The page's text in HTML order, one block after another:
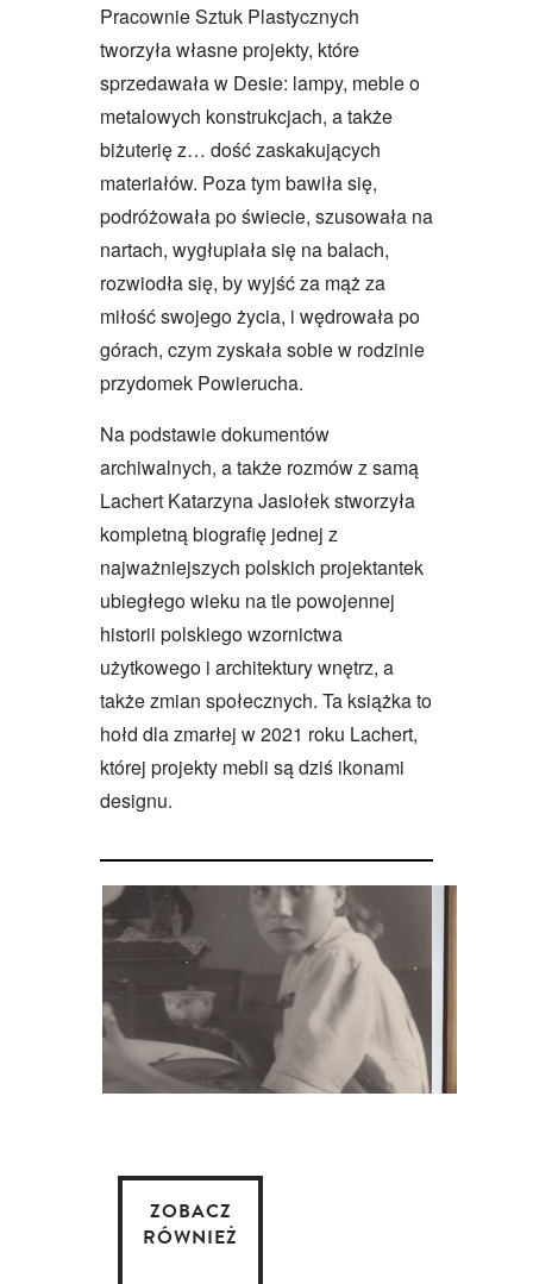
Pracownie Sztuk Plastycznych
tworzyła własne projekty, które
sprzedawała w Desie: lampy, meble o
metalowych konstrukcjach, a także
biżuterię z… dość zaskakujących
materiałów. Poza tym bawiła się,
podróżowała po świecie, szusowała na
nartach, wygłupiała się na balach,
rozwiodła się, by wyjść za mąż za
miłość swojego życia, i wędrowała po
górach, czym zyskała sobie w rodzinie
przydomek Powierucha.
Na podstawie dokumentów
archiwalnych, a także rozmów z samą
Lachert Katarzyna Jasiołek stworzyła
kompletną biografię jednej z
najważniejszych polskich projektantek
ubiegłego wieku na tle powojennej
historii polskiego wzornictwa
użytkowego i architektury wnętrz, a
także zmian społecznych. Ta książka to
hołd dla zmarłej w 2021 roku Lachert,
której projekty mebli są dziś ikonami
designu.
ZOBACZ
RÓWNIEŻ